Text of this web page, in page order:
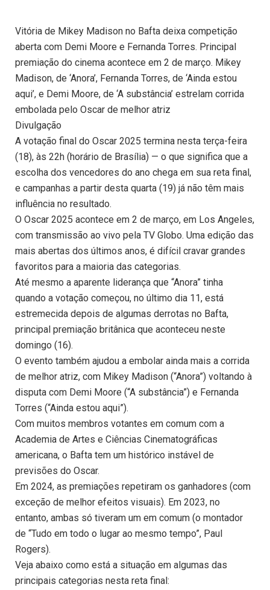
Vitória de Mikey Madison no Bafta deixa competição
aberta com Demi Moore e Fernanda Torres. Principal
premiação do cinema acontece em 2 de março. Mikey
Madison, de ‘Anora’, Fernanda Torres, de ‘Ainda estou
aqui’, e Demi Moore, de ‘A substância’ estrelam corrida
embolada pelo Oscar de melhor atriz
Divulgação
A votação final do Oscar 2025 termina nesta terça-feira
(18), às 22h (horário de Brasília) — o que significa que a
escolha dos vencedores do ano chega em sua reta final,
e campanhas a partir desta quarta (19) já não têm mais
influência no resultado.
O Oscar 2025 acontece em 2 de março, em Los Angeles,
com transmissão ao vivo pela TV Globo. Uma edição das
mais abertas dos últimos anos, é difícil cravar grandes
favoritos para a maioria das categorias.
Até mesmo a aparente liderança que “Anora” tinha
quando a votação começou, no último dia 11, está
estremecida depois de algumas derrotas no Bafta,
principal premiação britânica que aconteceu neste
domingo (16).
O evento também ajudou a embolar ainda mais a corrida
de melhor atriz, com Mikey Madison (“Anora”) voltando à
disputa com Demi Moore (“A substância”) e Fernanda
Torres (“Ainda estou aqui”).
Com muitos membros votantes em comum com a
Academia de Artes e Ciências Cinematográficas
americana, o Bafta tem um histórico instável de
previsões do Oscar.
Em 2024, as premiações repetiram os ganhadores (com
exceção de melhor efeitos visuais). Em 2023, no
entanto, ambas só tiveram um em comum (o montador
de “Tudo em todo o lugar ao mesmo tempo”, Paul
Rogers).
Veja abaixo como está a situação em algumas das
principais categorias nesta reta final: